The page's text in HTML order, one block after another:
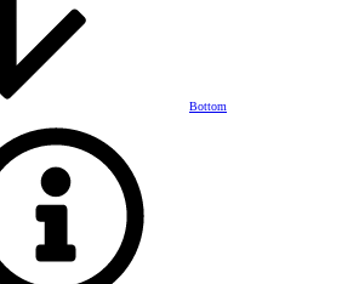
Bottom